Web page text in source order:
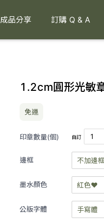
成品分享 訂購 Q & A
1.2cm圓形光敏
免運
印章數量(個) 自訂
邊框 不加邊
不加邊
陰刻
墨水顏色 紅色❤️
紅色❤️
公版字體 手寫體